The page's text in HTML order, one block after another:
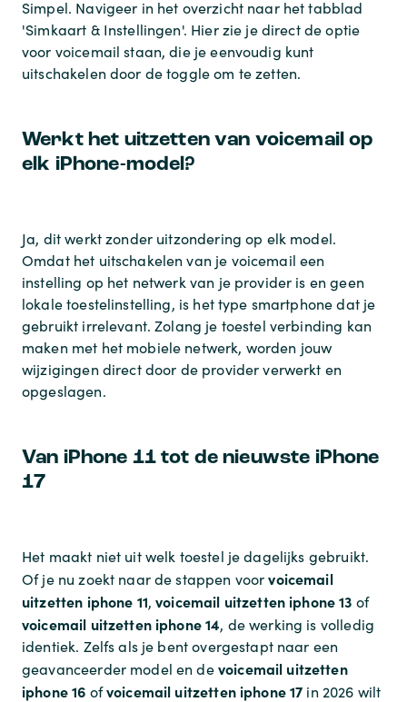
Simpel. Navigeer in het overzicht naar het tabblad
'Simkaart & Instellingen'. Hier zie je direct de optie
voor voicemail staan, die je eenvoudig kunt
uitschakelen door de toggle om te zetten.
Werkt het uitzetten van voicemail op
elk iPhone-model?
Ja, dit werkt zonder uitzondering op elk model.
Omdat het uitschakelen van je voicemail een
instelling op het netwerk van je provider is en geen
lokale toestelinstelling, is het type smartphone dat je
gebruikt irrelevant. Zolang je toestel verbinding kan
maken met het mobiele netwerk, worden jouw
wijzigingen direct door de provider verwerkt en
opgeslagen.
Van iPhone 11 tot de nieuwste iPhone
17
Het maakt niet uit welk toestel je dagelijks gebruikt.
Of je nu zoekt naar de stappen voorvoicemail
uitzetten iphone 11,voicemail uitzetten iphone 13 of
voicemail uitzetten iphone 14, de werking is volledig
identiek. Zelfs als je bent overgestapt naar een
geavanceerder model en devoicemail uitzetten
iphone 16 ofvoicemail uitzetten iphone 17 in 2026 wilt